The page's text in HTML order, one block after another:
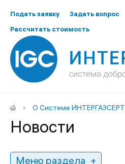
Подать заявку
Задать вопрос
Рассчитать стоимость
› О Системе ИНТЕРГАЗСЕРТ
Новости
Меню раздела